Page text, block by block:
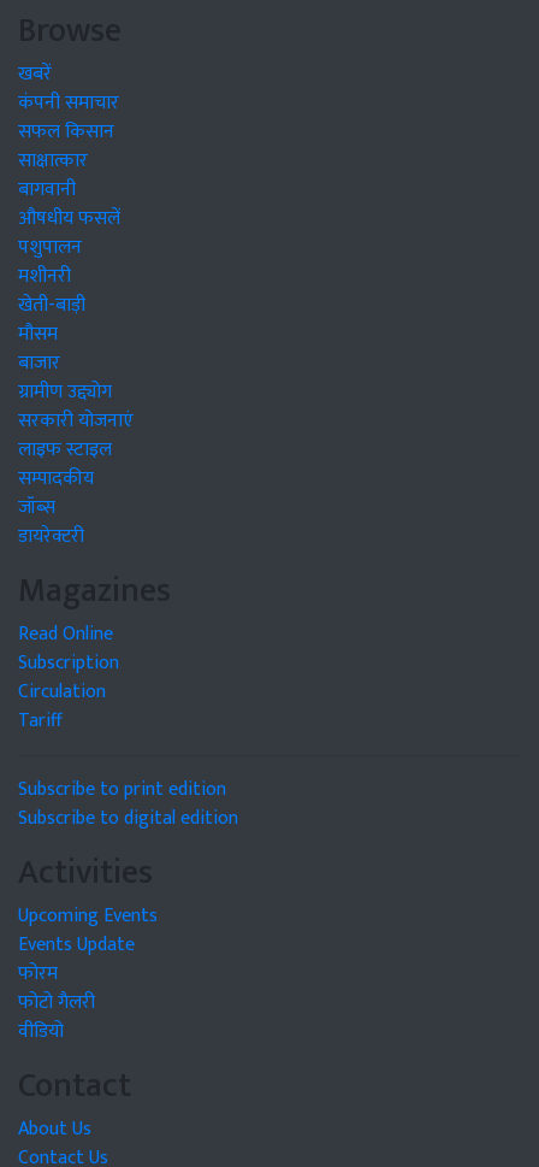
Browse
खबरें
कंपनी समाचार
सफल किसान
साक्षात्कार
बागवानी
औषधीय फसलें
पशुपालन
मशीनरी
खेती-बाड़ी
मौसम
बाजार
ग्रामीण उद्द्योग
सरकारी योजनाएं
लाइफ स्टाइल
सम्पादकीय
जॉब्स
डायरेक्टरी
Magazines
Read Online
Subscription
Circulation
Tariff
Subscribe to print edition
Subscribe to digital edition
Activities
Upcoming Events
Events Update
फोरम
फोटो गैलरी
वीडियो
Contact
About Us
Contact Us